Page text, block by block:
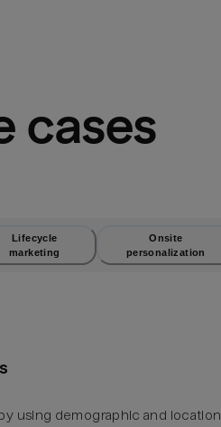
cases
Lifecycle
marketing
Onsite
personalization
using demographic and location